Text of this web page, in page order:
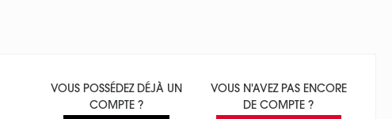
VOUS POSSÉDEZ DÉJÀ UN
COMPTE ?
VOUS N'AVEZ PAS ENCORE
DE COMPTE ?